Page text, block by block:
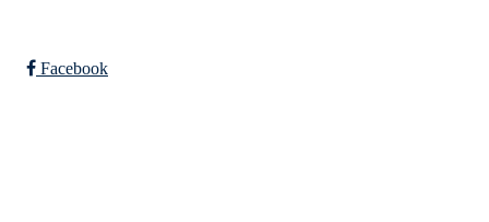
Facebook